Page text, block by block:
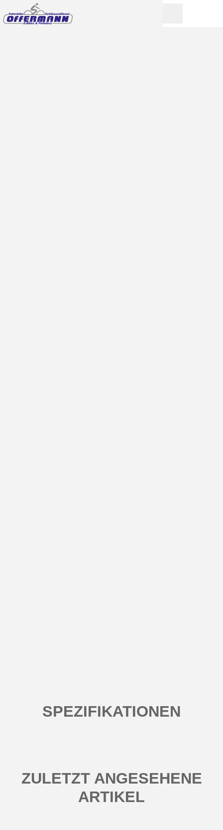
SPEZIFIKATIONEN
ZULETZT ANGESEHENE
ARTIKEL